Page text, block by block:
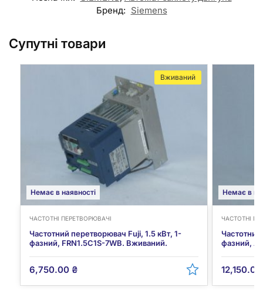
Бренд: Siemens
Супутні товари
Немає в наявності
Вживаний
ЧАСТОТНІ ПЕРЕТВОРЮВАЧІ
Частотний перетворювач Fuji, 1.5 кВт, 1-
фазний, FRN1.5C1S-7WB. Вживаний.
6,750.00 ₴
Немає в
ЧАСТОТНІ
фазний,